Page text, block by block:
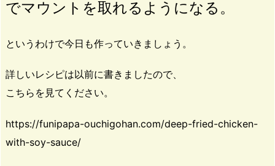
でマウントを取れるようになる。
というわけで今日も作っていきましょう。
詳しいレシピは以前に書きましたので、
こちらを見てください。
https://funipapa-ouchigohan.com/deep-fried-chicken-
with-soy-sauce/